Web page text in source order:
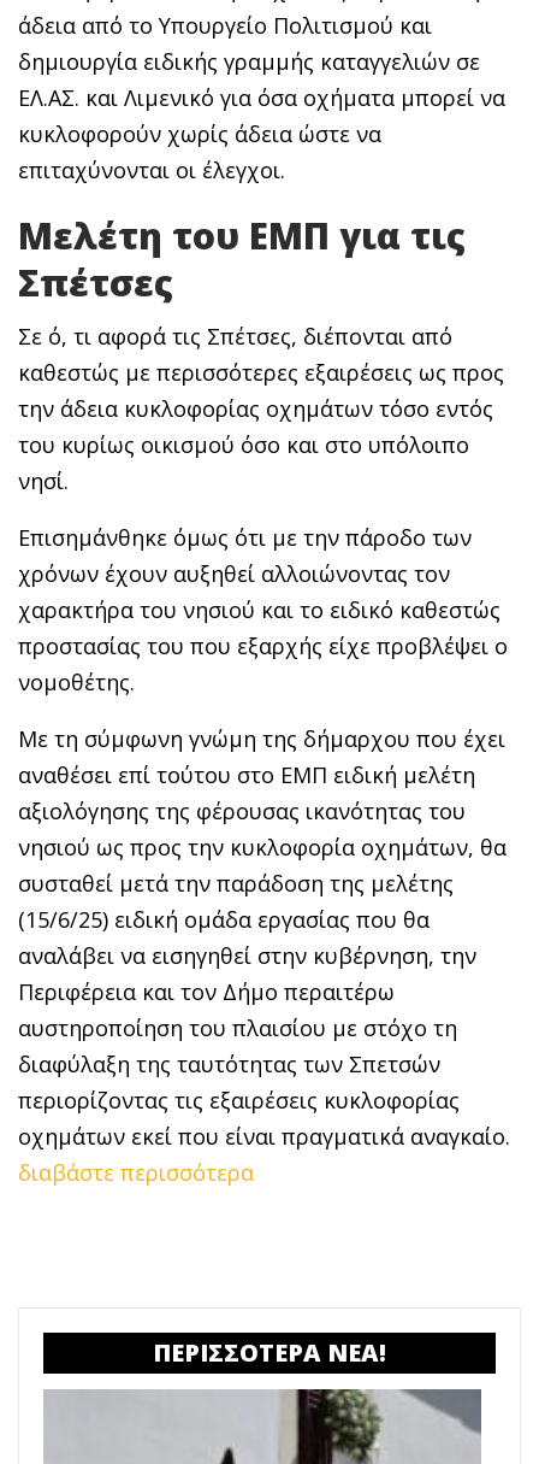
άδεια από το Υπουργείο Πολιτισμού και
δημιουργία ειδικής γραμμής καταγγελιών σε
ΕΛ.ΑΣ. και Λιμενικό για όσα οχήματα μπορεί να
κυκλοφορούν χωρίς άδεια ώστε να
επιταχύνονται οι έλεγχοι.
Μελέτη του ΕΜΠ για τις
Σπέτσες
Σε ό, τι αφορά τις Σπέτσες, διέπονται από
καθεστώς με περισσότερες εξαιρέσεις ως προς
την άδεια κυκλοφορίας οχημάτων τόσο εντός
του κυρίως οικισμού όσο και στο υπόλοιπο
νησί.
Επισημάνθηκε όμως ότι με την πάροδο των
χρόνων έχουν αυξηθεί αλλοιώνοντας τον
χαρακτήρα του νησιού και το ειδικό καθεστώς
προστασίας του που εξαρχής είχε προβλέψει ο
νομοθέτης.
Με τη σύμφωνη γνώμη της δήμαρχου που έχει
αναθέσει επί τούτου στο ΕΜΠ ειδική μελέτη
αξιολόγησης της φέρουσας ικανότητας του
νησιού ως προς την κυκλοφορία οχημάτων, θα
συσταθεί μετά την παράδοση της μελέτης
(15/6/25) ειδική ομάδα εργασίας που θα
αναλάβει να εισηγηθεί στην κυβέρνηση, την
Περιφέρεια και τον Δήμο περαιτέρω
αυστηροποίηση του πλαισίου με στόχο τη
διαφύλαξη της ταυτότητας των Σπετσών
περιορίζοντας τις εξαιρέσεις κυκλοφορίας
οχημάτων εκεί που είναι πραγματικά αναγκαίο.
διαβάστε περισσότερα
ΠΕΡΙΣΣΟΤΕΡΑ ΝΕΑ!